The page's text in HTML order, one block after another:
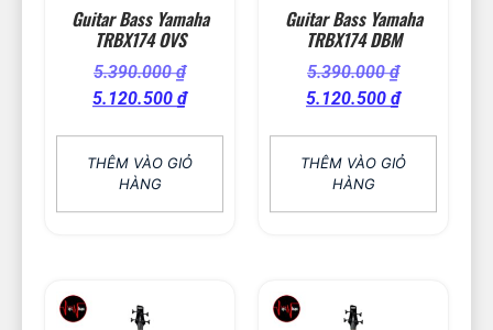
Guitar Bass Yamaha
TRBX174 OVS
5.390.000₫
5.120.500 ₫
THÊM VÀO GIỎ
HÀNG
Guitar Bass Yamaha
TRBX174 DBM
5.390.000₫
5.120.500 ₫
THÊM VÀO GIỎ
HÀNG